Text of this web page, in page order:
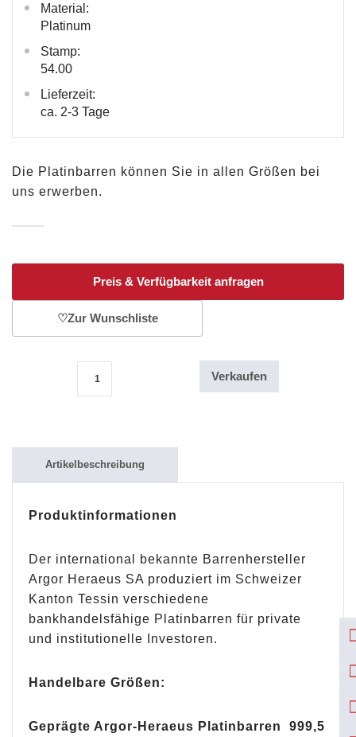
Material:
Platinum
Stamp:
54.00
Lieferzeit:
ca. 2-3 Tage
Die Platinbarren können Sie in allen Größen bei
uns erwerben.
Preis & Verfügbarkeit anfragen
♡Zur Wunschliste
10g Platinbarren Argor-Heraeus Menge
Verkaufen
Artikelbeschreibung
Produktinformationen
Der international bekannte Barrenhersteller
Argor Heraeus SA produziert im Schweizer
Kanton Tessin verschiedene
bankhandelsfähige Platinbarren für private
und institutionelle Investoren.
Handelbare Größen:
Geprägte Argor-Heraeus Platinbarren 999,5